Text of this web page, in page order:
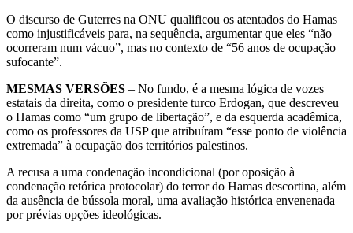
O discurso de Guterres na ONU qualificou os atentados do Hamas
como injustificáveis para, na sequência, argumentar que eles “não
ocorreram num vácuo”, mas no contexto de “56 anos de ocupação
sufocante”.
MESMAS VERSÕES – No fundo, é a mesma lógica de vozes
estatais da direita, como o presidente turco Erdogan, que descreveu
o Hamas como “um grupo de libertação”, e da esquerda acadêmica,
como os professores da USP que atribuíram “esse ponto de violência
extremada” à ocupação dos territórios palestinos.
A recusa a uma condenação incondicional (por oposição à
condenação retórica protocolar) do terror do Hamas descortina, além
da ausência de bússola moral, uma avaliação histórica envenenada
por prévias opções ideológicas.